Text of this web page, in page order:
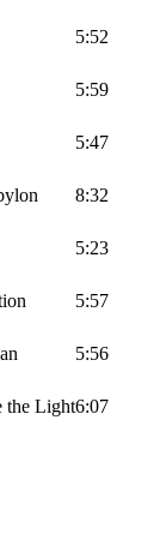
5:52
5:59
5:47
8:32
5:23
5:57
5:56
the Light6:07